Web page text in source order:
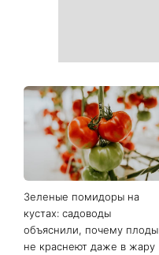
Зеленые помидоры на
кустах: садоводы
объяснили, почему плоды
не краснеют даже в жару